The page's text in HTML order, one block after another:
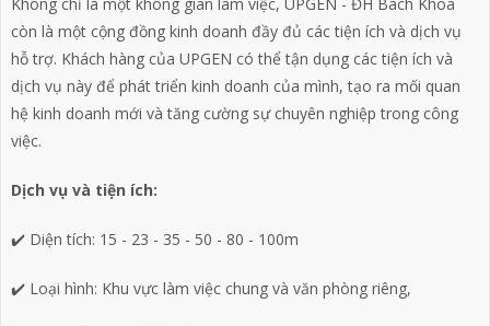
còn là một cộng đồng kinh doanh đầy đủ các tiện ích và dịch vụ
hỗ trợ. Khách hàng của UPGEN có thể tận dụng các tiện ích và
dịch vụ này để phát triển kinh doanh của mình, tạo ra mối quan
hệ kinh doanh mới và tăng cường sự chuyên nghiệp trong công
việc.
Dịch vụ và tiện ích:
✔️ Diện tích: 15 - 23 - 35 - 50 - 80 - 100m
✔️ Loại hình: Khu vực làm việc chung và văn phòng riêng,